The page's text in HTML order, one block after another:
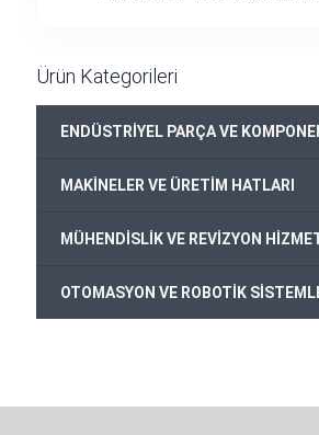
Ürün Kategorileri
ENDÜSTRİYEL PARÇA VE
MAKİNELER VE ÜRETİM HATLARI
MÜHENDİSLİK VE REVİZYON
OTOMASYON VE ROBOTİK